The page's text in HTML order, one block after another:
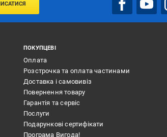
ПОКУПЦЕВІ
Оплата
Розстрочка та оплата частинами
Доставка і самовивіз
Повернення товару
Гарантія та сервіс
Послуги
Подарункові сертифікати
Програма Вигода!